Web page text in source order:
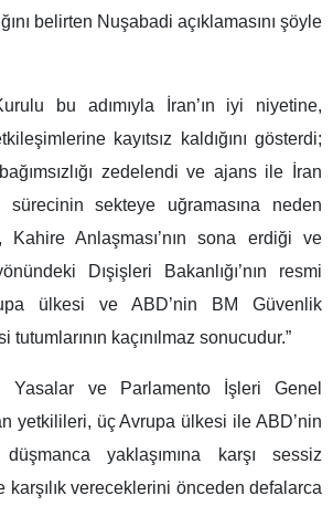
belirten Nuşabadi açıklamasını şöyle
bu adımıyla İran’ın iyi niyetine,
kayıtsız kaldığını gösterdi;
zedelendi ve ajans ile İran
sürecinin sekteye uğramasına neden
Anlaşması’nın sona erdiği ve
Dışişleri Bakanlığı’nın resmi
ülkesi ve ABD’nin BM Güvenlik
tutumlarının kaçınılmaz sonucudur.”
Yasalar ve Parlamento İşleri Genel
yetkilileri, üç Avrupa ülkesi ile ABD’nin
yaklaşımına karşı sessiz
karşılık vereceklerini önceden defalarca